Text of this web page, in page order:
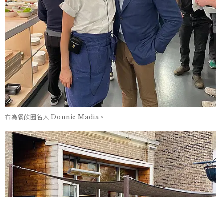
右為餐飲圈名人 Donnie Madia。